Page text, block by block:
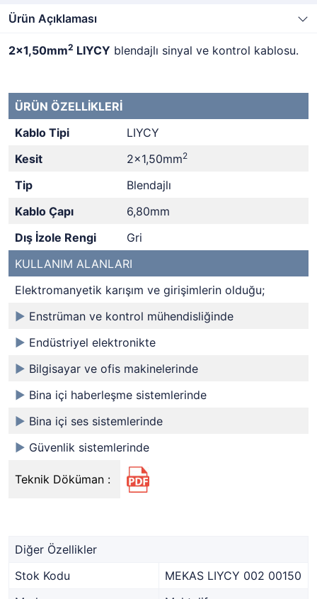
Ürün Açıklaması
2x1,50mm2 LIYCY blendajlı sinyal ve kontrol kablosu.
ÜRÜN ÖZELLİKLERİ
Kablo Tipi
LIYCY
Kesit
2x1,50mm2
Tip
Blendajlı
Kablo Çapı
6,80mm
Dış İzole Rengi
Gri
KULLANIM ALANLARI
Elektromanyetik karışım ve girişimlerin olduğu;
► Enstrüman ve kontrol mühendisliğinde
► Endüstriyel elektronikte
► Bilgisayar ve ofis makinelerinde
► Bina içi haberleşme sistemlerinde
► Bina içi ses sistemlerinde
► Güvenlik sistemlerinde
Teknik Döküman :
Diğer Özellikler
Stok Kodu
MEKAS LIYCY 002 00150